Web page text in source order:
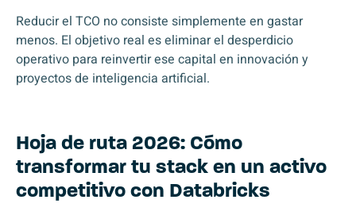
Reducir el TCO no consiste simplemente en gastar
menos. El objetivo real es eliminar el desperdicio
operativo para reinvertir ese capital en innovación y
proyectos de inteligencia artificial.
Hoja de ruta 2026: Cómo
transformar tu stack en un activo
competitivo con Databricks